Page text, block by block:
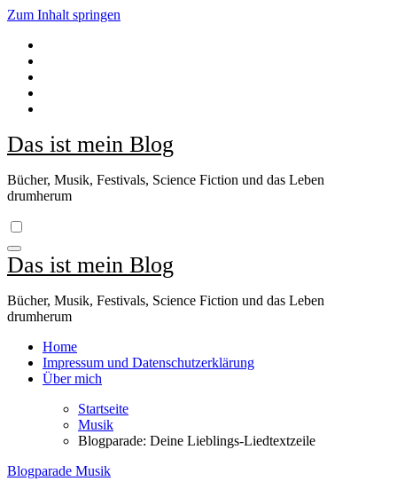
Zum Inhalt springen
Das ist mein Blog
Bücher, Musik, Festivals, Science Fiction und das Leben
drumherum
Das ist mein Blog
Bücher, Musik, Festivals, Science Fiction und das Leben
drumherum
Home
Impressum und Datenschutzerklärung
Über mich
Startseite
Musik
Blogparade: Deine Lieblings-Liedtextzeile
Blogparade Musik